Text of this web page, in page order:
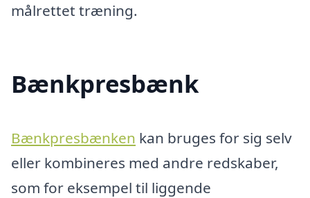
målrettet træning.
Bænkpresbænk
Bænkpresbænken kan bruges for sig selv
eller kombineres med andre redskaber,
som for eksempel til liggende